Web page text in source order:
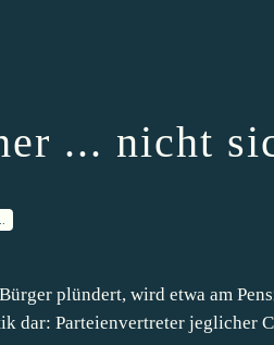
... nicht
plündert, wird etwa am
dar: Parteienvertreter jeglicher